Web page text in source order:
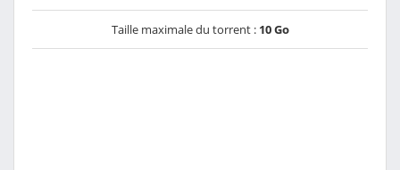
Taille maximale du torrent : 10 Go